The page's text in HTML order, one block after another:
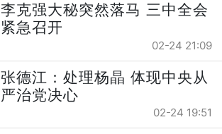
李克强大秘突然落马 三中全会
紧急召开
02-24 21:09
张德江：处理杨晶 体现中央从
严治党决心
02-24 19:51